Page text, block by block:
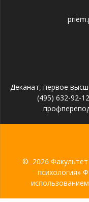
Деканат, первое
(495) 632-92-
© 2026 Факультет
психология»